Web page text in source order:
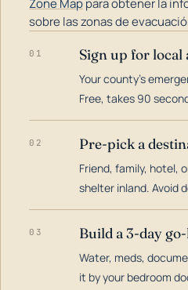
Zone Mappara obtener la
sobre las zonas de
01 Sign up for local
Your county's
Free, takes 90
02 Pre-pick a
Friend, family, hotel,
shelter inland. Avoid
03 Build a 3-day
Water, meds,
it by your bedroom